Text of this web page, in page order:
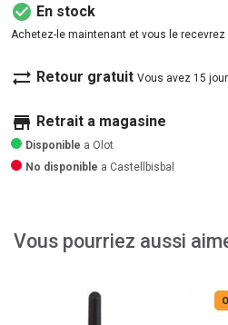
check_circle En stock
Achetez-le maintenant et vous le
sync_alt Retour gratuit Vous avez 15
store Retrait a magasine
Disponible a Olot
No disponible a Castellbisbal
Vous pourriez aussi